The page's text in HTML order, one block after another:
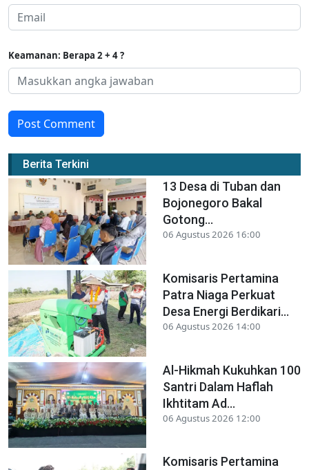
Keamanan: Berapa 2 + 4 ?
Post Comment
Berita Terkini
13 Desa di Tuban dan
Bojonegoro Bakal
Gotong...
06 Agustus 2026 16:00
Komisaris Pertamina
Patra Niaga Perkuat
Desa Energi Berdikari...
06 Agustus 2026 14:00
Al-Hikmah Kukuhkan 100
Santri Dalam Haflah
Ikhtitam Ad...
06 Agustus 2026 12:00
Komisaris Pertamina